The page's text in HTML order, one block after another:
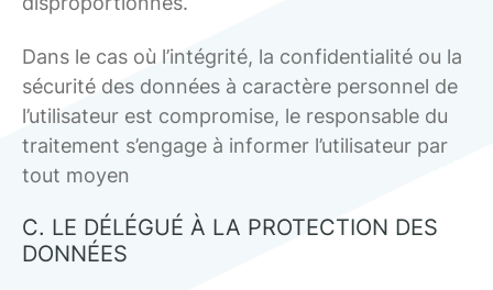
Dans le cas où l’intégrité, la confidentialité ou la
sécurité des données à caractère personnel de
l’utilisateur est compromise, le responsable du
traitement s’engage à informer l’utilisateur par
tout moyen
C. LE DÉLÉGUÉ À LA PROTECTION DES
DONNÉES